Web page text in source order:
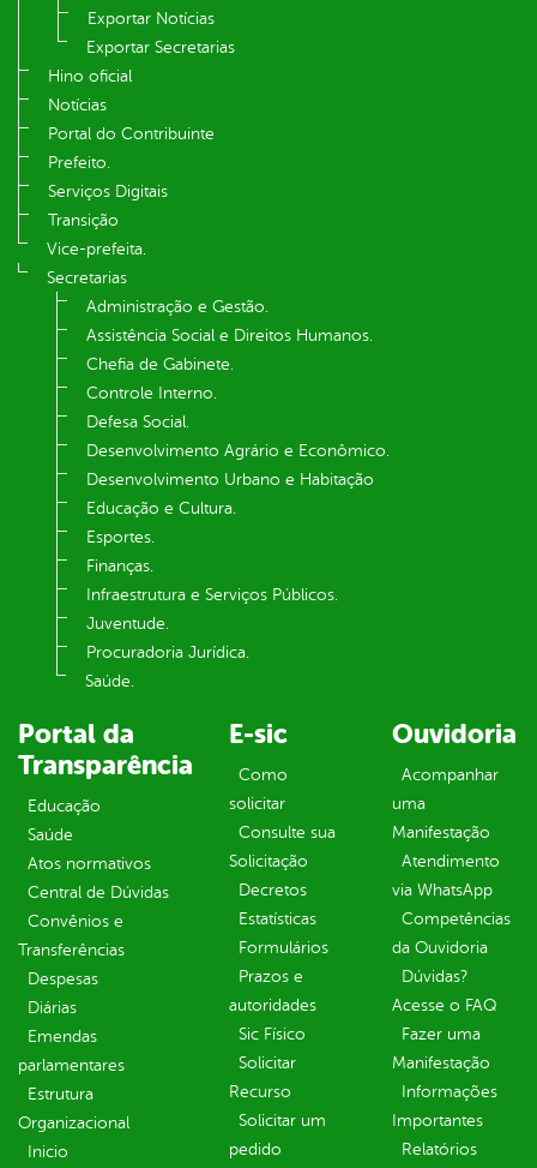
Exportar Notícias
Exportar Secretarias
Hino oficial
Notícias
Portal do Contribuinte
Prefeito.
Serviços Digitais
Transição
Vice-prefeita.
Secretarias
Administração e Gestão.
Assistência Social e Direitos Humanos.
Chefia de Gabinete.
Controle Interno.
Defesa Social.
Desenvolvimento Agrário e Econômico.
Desenvolvimento Urbano e Habitação
Educação e Cultura.
Esportes.
Finanças.
Infraestrutura e Serviços Públicos.
Juventude.
Procuradoria Jurídica.
Saúde.
Portal da
Transparência
Educação
Saúde
Atos normativos
Central de Dúvidas
Convênios e
Transferências
Despesas
Diárias
Emendas
parlamentares
Estrutura
Organizacional
Inicio
E-sic
Como
solicitar
Consulte sua
Solicitação
Decretos
Estatísticas
Formulários
Prazos e
autoridades
Sic Físico
Solicitar
Recurso
Solicitar um
pedido
Ouvidoria
Acompanhar
uma
Manifestação
Atendimento
via WhatsApp
Competências
da Ouvidoria
Dúvidas?
Acesse o FAQ
Fazer uma
Manifestação
Informações
Importantes
Relatórios